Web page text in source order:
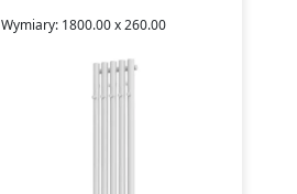
Wymiary: 1800.00 x 260.00